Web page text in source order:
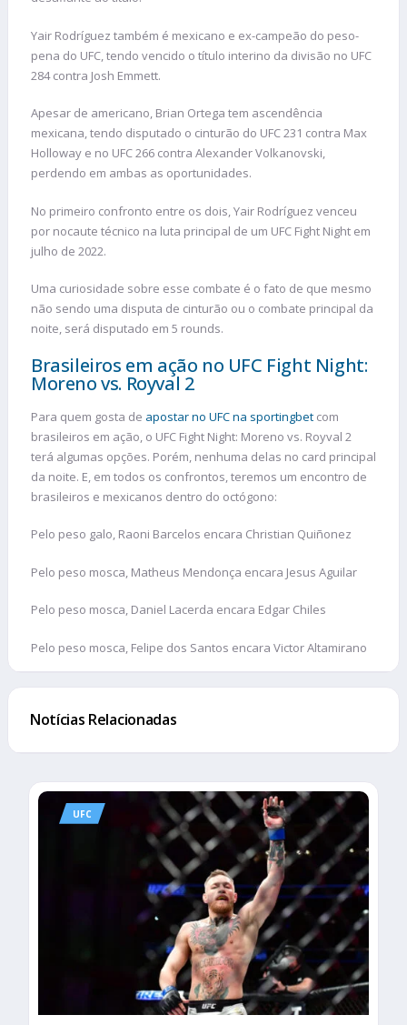
Yair Rodríguez também é mexicano e ex-campeão do peso-
pena do UFC, tendo vencido o título interino da divisão no UFC
284 contra Josh Emmett.
Apesar de americano, Brian Ortega tem ascendência
mexicana, tendo disputado o cinturão do UFC 231 contra Max
Holloway e no UFC 266 contra Alexander Volkanovski,
perdendo em ambas as oportunidades.
No primeiro confronto entre os dois, Yair Rodríguez venceu
por nocaute técnico na luta principal de um UFC Fight Night em
julho de 2022.
Uma curiosidade sobre esse combate é o fato de que mesmo
não sendo uma disputa de cinturão ou o combate principal da
noite, será disputado em 5 rounds.
Brasileiros em ação no UFC Fight Night:
Moreno vs. Royval 2
Para quem gosta de apostar no UFC na sportingbet com
brasileiros em ação, o UFC Fight Night: Moreno vs. Royval 2
terá algumas opções. Porém, nenhuma delas no card principal
da noite. E, em todos os confrontos, teremos um encontro de
brasileiros e mexicanos dentro do octógono:
Pelo peso galo, Raoni Barcelos encara Christian Quiñonez
Pelo peso mosca, Matheus Mendonça encara Jesus Aguilar
Pelo peso mosca, Daniel Lacerda encara Edgar Chiles
Pelo peso mosca, Felipe dos Santos encara Victor Altamirano
Notícias Relacionadas
UFC